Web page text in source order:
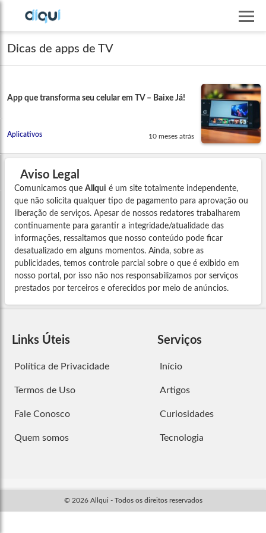
Dicas de apps de TV
App que transforma seu celular em TV – Baixe Já!
Aplicativos 10 meses atrás
Aviso Legal
Comunicamos que Allqui é um site totalmente independente,
que não solicita qualquer tipo de pagamento para aprovação ou
liberação de serviços. Apesar de nossos redatores trabalharem
continuamente para garantir a integridade/atualidade das
informações, ressaltamos que nosso conteúdo pode ficar
desatualizado em alguns momentos. Ainda, sobre as
publicidades, temos controle parcial sobre o que é exibido em
nosso portal, por isso não nos responsabilizamos por serviços
prestados por terceiros e oferecidos por meio de anúncios.
Links Úteis
Política de Privacidade
Termos de Uso
Fale Conosco
Quem somos
Serviços
Início
Artigos
Curiosidades
Tecnologia
© 2026 Allqui - Todos os direitos reservados